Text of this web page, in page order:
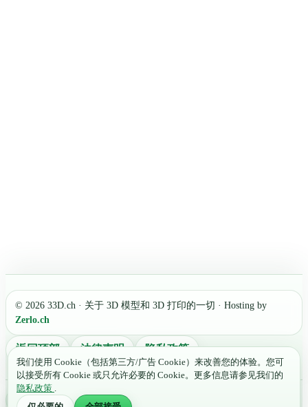
© 2026 33D.ch · 关于 3D 模型和 3D 打印的一切 · Hosting by
Zerlo.ch
返回顶部 法律声明 隐私政策
Light
我们使用 Cookie（包括第三方/广告 Cookie）来改善您的体验。您可
以接受所有 Cookie 或只允许必要的 Cookie。更多信息请参见我们的
隐私政策 .